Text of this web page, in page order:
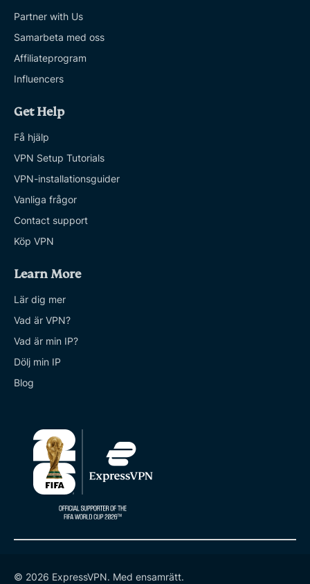
Partner with Us
Samarbeta med oss
Affiliateprogram
Influencers
Get Help
Få hjälp
VPN Setup Tutorials
VPN-installationsguider
Vanliga frågor
Contact support
Köp VPN
Learn More
Lär dig mer
Vad är VPN?
Vad är min IP?
Dölj min IP
Blog
© 2026 ExpressVPN. Med ensamrätt.